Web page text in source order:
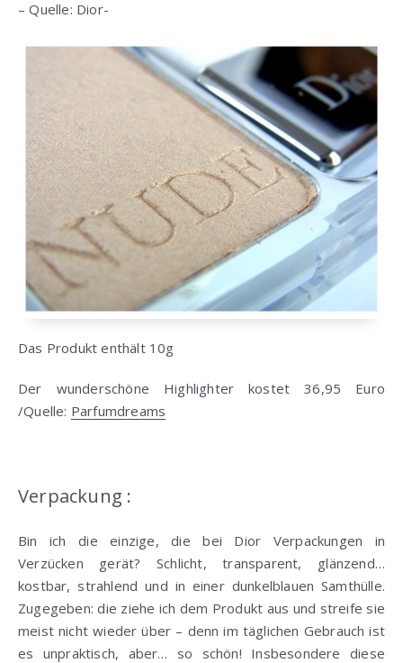
– Quelle: Dior-
Das Produkt enthält 10g
Der wunderschöne Highlighter kostet 36,95 Euro
/Quelle: Parfumdreams
Verpackung :
Bin ich die einzige, die bei Dior Verpackungen in
Verzücken gerät? Schlicht, transparent, glänzend…
kostbar, strahlend und in einer dunkelblauen Samthülle.
Zugegeben: die ziehe ich dem Produkt aus und streife sie
meist nicht wieder über – denn im täglichen Gebrauch ist
es unpraktisch, aber… so schön! Insbesondere diese